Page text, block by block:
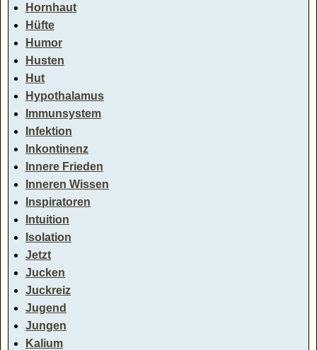
Hornhaut
Hüfte
Humor
Husten
Hut
Hypothalamus
Immunsystem
Infektion
Inkontinenz
Innere Frieden
Inneren Wissen
Inspiratoren
Intuition
Isolation
Jetzt
Jucken
Juckreiz
Jugend
Jungen
Kalium